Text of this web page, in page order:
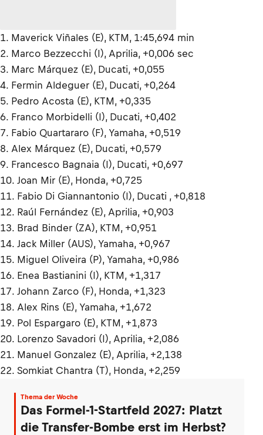
1. Maverick Viñales (E), KTM, 1:45,694 min
2. Marco Bezzecchi (I), Aprilia, +0,006 sec
3. Marc Márquez (E), Ducati, +0,055
4. Fermin Aldeguer (E), Ducati, +0,264
5. Pedro Acosta (E), KTM, +0,335
6. Franco Morbidelli (I), Ducati, +0,402
7. Fabio Quartararo (F), Yamaha, +0,519
8. Alex Márquez (E), Ducati, +0,579
9. Francesco Bagnaia (I), Ducati, +0,697
10. Joan Mir (E), Honda, +0,725
11. Fabio Di Giannantonio (I), Ducati , +0,818
12. Raúl Fernández (E), Aprilia, +0,903
13. Brad Binder (ZA), KTM, +0,951
14. Jack Miller (AUS), Yamaha, +0,967
15. Miguel Oliveira (P), Yamaha, +0,986
16. Enea Bastianini (I), KTM, +1,317
17. Johann Zarco (F), Honda, +1,323
18. Alex Rins (E), Yamaha, +1,672
19. Pol Espargaro (E), KTM, +1,873
20. Lorenzo Savadori (I), Aprilia, +2,086
21. Manuel Gonzalez (E), Aprilia, +2,138
22. Somkiat Chantra (T), Honda, +2,259
Thema der Woche
Das Formel-1-Startfeld 2027: Platzt
die Transfer-Bombe erst im Herbst?